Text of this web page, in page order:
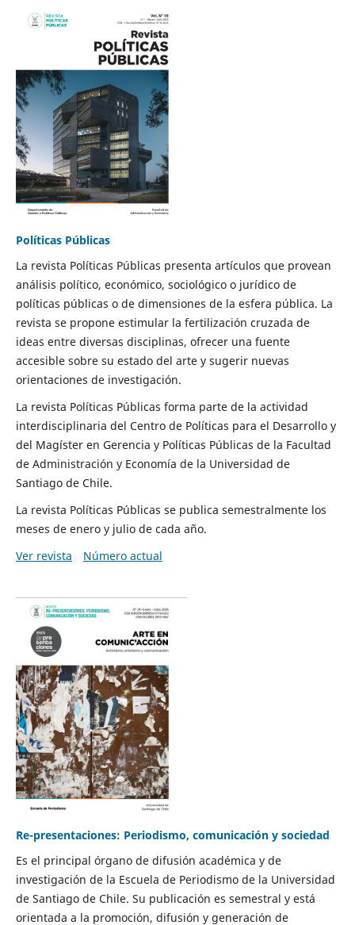
Políticas Públicas
La revista Políticas Públicas presenta artículos que provean
análisis político, económico, sociológico o jurídico de
políticas públicas o de dimensiones de la esfera pública. La
revista se propone estimular la fertilización cruzada de
ideas entre diversas disciplinas, ofrecer una fuente
accesible sobre su estado del arte y sugerir nuevas
orientaciones de investigación.
La revista Políticas Públicas forma parte de la actividad
interdisciplinaria del Centro de Políticas para el Desarrollo y
del Magíster en Gerencia y Políticas Públicas de la Facultad
de Administración y Economía de la Universidad de
Santiago de Chile.
La revista Políticas Públicas se publica semestralmente los
meses de enero y julio de cada año.
Ver revista
Número actual
Re-presentaciones: Periodismo, comunicación y sociedad
Es el principal órgano de difusión académica y de
investigación de la Escuela de Periodismo de la Universidad
de Santiago de Chile. Su publicación es semestral y está
orientada a la promoción, difusión y generación de